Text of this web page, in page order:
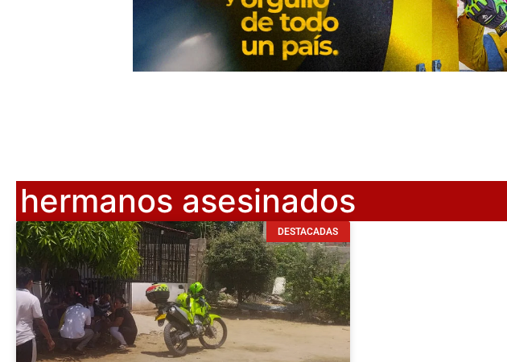
hermanos asesinados
DESTACADAS